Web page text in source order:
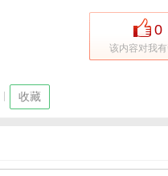
0
该内容对我
收藏